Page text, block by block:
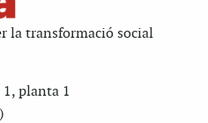
la transformació social
1, planta 1